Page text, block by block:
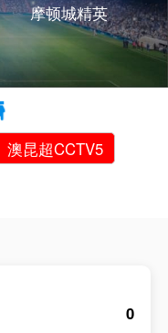
摩顿城精英
澳昆超CCTV5
0